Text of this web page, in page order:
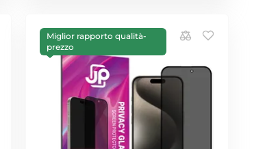
Miglior rapporto qualità-
prezzo